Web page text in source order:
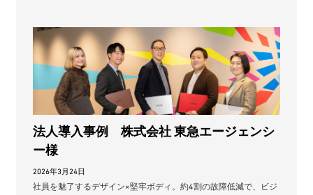
法人導入事例 株式会社 東急エージェンシ
ー様
2026年3月24日
社員を魅了するデザイン×堅牢ボディ。約4割の故障低減で、ビジ